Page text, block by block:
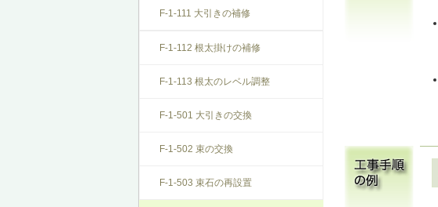
F-1-111 大引きの補修
F-1-112 根太掛けの補修
F-1-113 根太のレベル調整
F-1-501 大引きの交換
F-1-502 束の交換
F-1-503 束石の再設置